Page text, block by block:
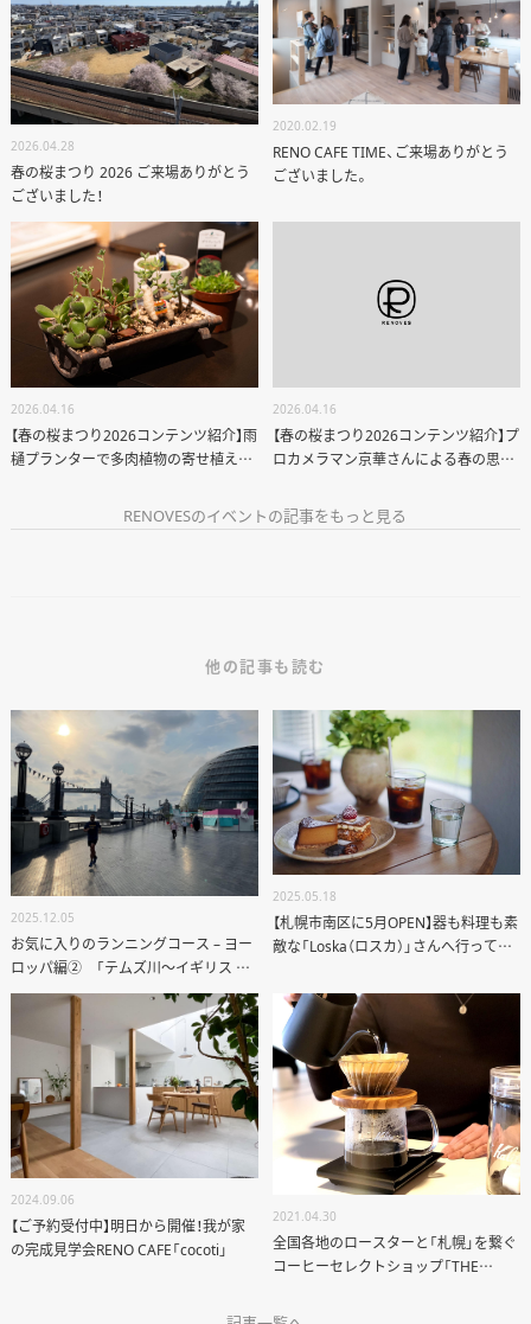
資料請求
個別相談
オーナー様専用サイト CLUB RENOVES
2026.04.28
春の桜まつり 2026 ご来場ありがとう
ございました！
2020.02.19
RENO CAFE TIME、ご来場ありがとう
ございました。
2026.04.16
【春の桜まつり2026コンテンツ紹介】雨
樋プランターで多肉植物の寄せ植え体
2026.04.16
【春の桜まつり2026コンテンツ紹介】プ
ロカメラマン京華さんによる春の思い
RENOVESのイベントの記事をもっと見る
他の記事も読む
2025.12.05
お気に入りのランニングコース – ヨー
ロッパ編② 「テムズ川〜イギリス ロ
ンドン〜」
2025.05.18
【札幌市南区に5月OPEN】器も料理も素
敵な「Loska（ロスカ）」さんへ行ってき
2024.09.06
【ご予約受付中】明日から開催！我が家
の完成見学会RENO CAFE「cocoti」
2021.04.30
全国各地のロースターと「札幌」を繋ぐ
コーヒーセレクトショップ「THE